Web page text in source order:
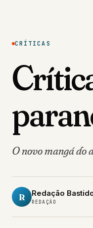
CRÍTICAS
O novo mangá do
R Redação
REDAÇÃO